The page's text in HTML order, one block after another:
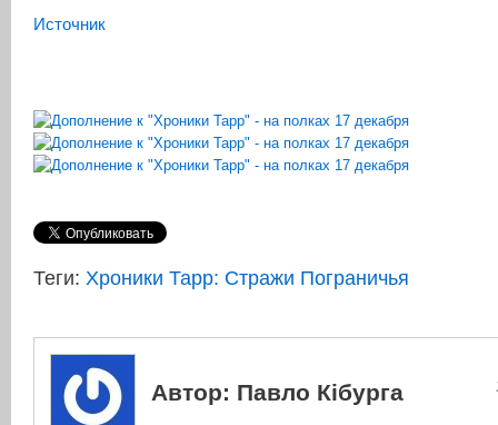
Источник
Теги: Хроники Тарр: Стражи Пограничья
Автор: Павло Кібурга